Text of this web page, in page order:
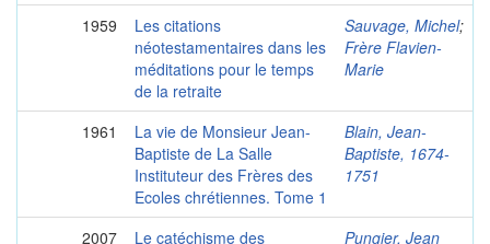
1959
Les citations
néotestamentaires dans les
méditations pour le temps
de la retraite
Sauvage, Michel;
Frère Flavien-
Marie
1961
La vie de Monsieur Jean-
Baptiste de La Salle
Instituteur des Frères des
Ecoles chrétiennes. Tome 1
Blain, Jean-
Baptiste, 1674-
1751
2007
Le catéchisme des
Pungier, Jean